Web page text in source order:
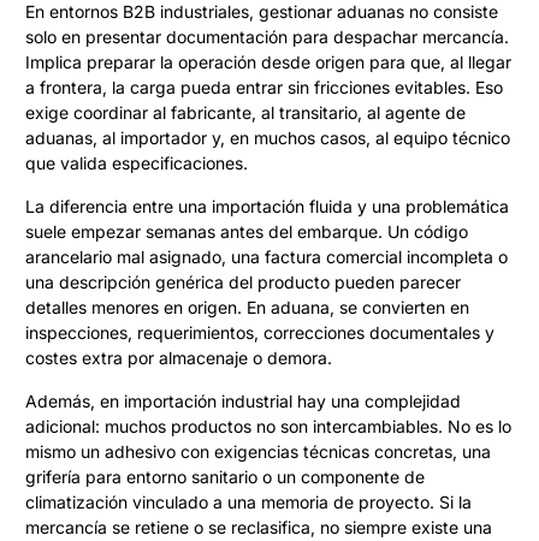
En entornos B2B industriales, gestionar aduanas no consiste
solo en presentar documentación para despachar mercancía.
Implica preparar la operación desde origen para que, al llegar
a frontera, la carga pueda entrar sin fricciones evitables. Eso
exige coordinar al fabricante, al transitario, al agente de
aduanas, al importador y, en muchos casos, al equipo técnico
que valida especificaciones.
La diferencia entre una importación fluida y una problemática
suele empezar semanas antes del embarque. Un código
arancelario mal asignado, una factura comercial incompleta o
una descripción genérica del producto pueden parecer
detalles menores en origen. En aduana, se convierten en
inspecciones, requerimientos, correcciones documentales y
costes extra por almacenaje o demora.
Además, en importación industrial hay una complejidad
adicional: muchos productos no son intercambiables. No es lo
mismo un adhesivo con exigencias técnicas concretas, una
grifería para entorno sanitario o un componente de
climatización vinculado a una memoria de proyecto. Si la
mercancía se retiene o se reclasifica, no siempre existe una